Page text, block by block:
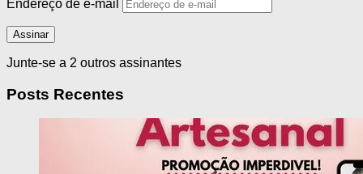
Endereço de e-mail
Assinar
Junte-se a 2 outros assinantes
Posts Recentes